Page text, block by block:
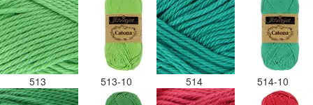
513 513-10 514 514-10